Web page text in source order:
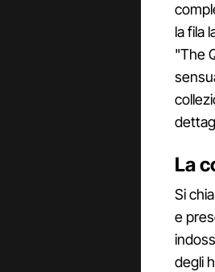
la fila
"The
La
Si
e
degli